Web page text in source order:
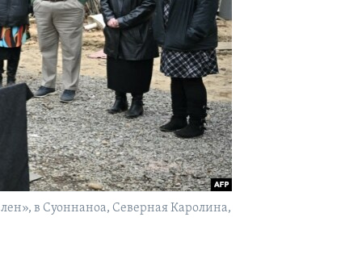
в Суоннаноа, Северная Каролина,